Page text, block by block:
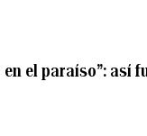
el paraíso”: así